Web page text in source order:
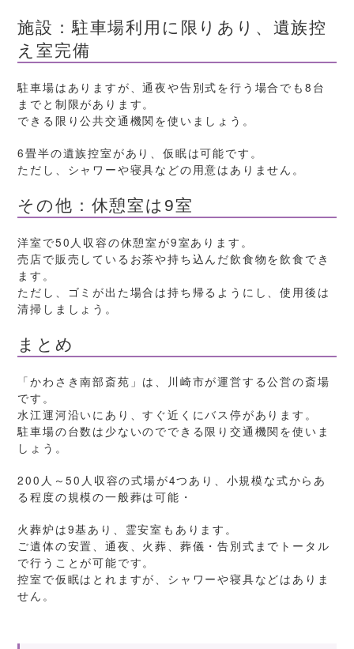
施設：駐車場利用に限りあり、遺族控
え室完備
駐車場はありますが、通夜や告別式を行う場合でも8台
までと制限があります。
できる限り公共交通機関を使いましょう。
6畳半の遺族控室があり、仮眠は可能です。
ただし、シャワーや寝具などの用意はありません。
その他：休憩室は9室
洋室で50人収容の休憩室が9室あります。
売店で販売しているお茶や持ち込んだ飲食物を飲食でき
ます。
ただし、ゴミが出た場合は持ち帰るようにし、使用後は
清掃しましょう。
まとめ
「かわさき南部斎苑」は、川崎市が運営する公営の斎場
です。
水江運河沿いにあり、すぐ近くにバス停があります。
駐車場の台数は少ないのでできる限り交通機関を使いま
しょう。
200人～50人収容の式場が4つあり、小規模な式からあ
る程度の規模の一般葬は可能・
火葬炉は9基あり、霊安室もあります。
ご遺体の安置、通夜、火葬、葬儀・告別式までトータル
で行うことが可能です。
控室で仮眠はとれますが、シャワーや寝具などはありま
せん。